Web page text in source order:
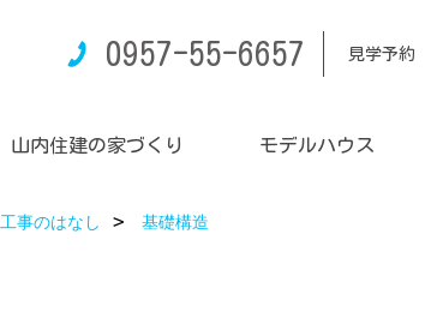
0957-55-6657 見学予約
山内住建の家づくり モデルハウス
工事のはなし 基礎構造